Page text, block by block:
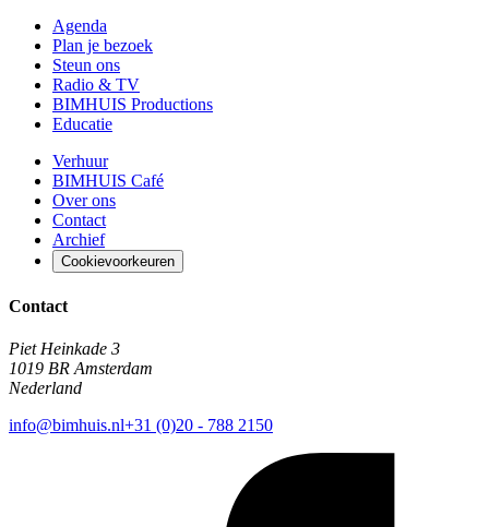
Agenda
Plan je bezoek
Steun ons
Radio & TV
BIMHUIS Productions
Educatie
Verhuur
BIMHUIS Café
Over ons
Contact
Archief
Cookievoorkeuren
Contact
Piet Heinkade 3
1019 BR Amsterdam
Nederland
info@bimhuis.nl+31 (0)20 - 788 2150